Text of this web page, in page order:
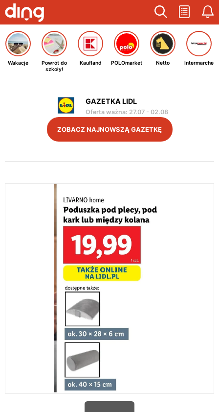
Wakacje
Powrót do
szkoły!
Kaufland POLOmarket Netto Intermarche
GAZETKA LIDL
Oferta ważna: 27.07- 02.08
ZOBACZ NAJNOWSZĄ GAZETKĘ